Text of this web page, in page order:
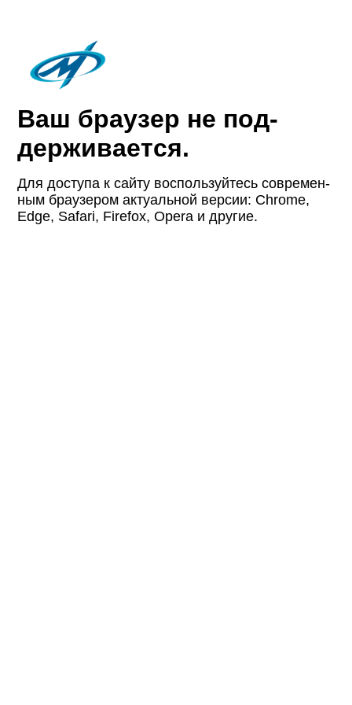
Ваш браузер не под­
держи­вается.
Для доступа к сайту восполь­зуйтесь совре­мен­
ным браузером актуаль­ной версии: Chrome,
Edge, Safari, Firefox, Opera и другие.